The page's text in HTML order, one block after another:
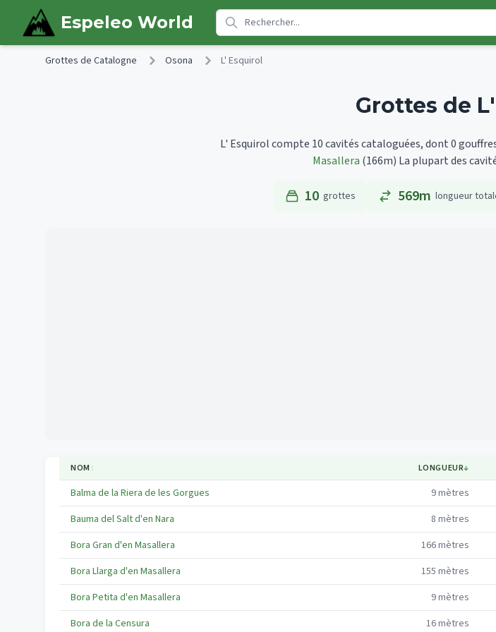
Skip to main content
Espeleo World
Grottes de Catalogne Osona L' Esquirol
Grottes de
L' Esquirol compte 10 cavités cataloguées, dont 0
Masallera (166m) La plupart des
10 grottes 569m longueur
NOM ↕ LONGUEUR↓
Balma de la Riera de les Gorgues 9mètres
Bauma del Salt d'en Nara
8 mètres
Bora Gran d'en Masallera
166mètres
Bora Llarga d'en Masallera
155 mètres
Bora Petita d'en Masallera
9mètres
Bora de la Censura
16mètres